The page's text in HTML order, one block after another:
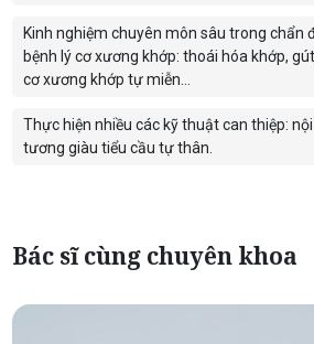
Kinh nghiệm chuyên môn sâu trong chẩn
bệnh lý cơ xương khớp: thoái hóa khớp,
cơ xương khớp tự miễn...
Thực hiện nhiều các kỹ thuật can thiệp:
tương giàu tiểu cầu tự thân.
Bác sĩ cùng chuyên khoa